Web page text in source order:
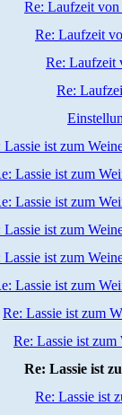
Re: Laufzeit von
Re: Laufzeit
Re: Laufzeit
Re:
Lassie ist zum
Lassie ist zum
Lassie ist zum
Lassie ist zum
Lassie ist zum
Lassie ist zum
Re: Lassie ist zum
Re: Lassie ist zum
Re: Lassie ist
Re: Lassie ist